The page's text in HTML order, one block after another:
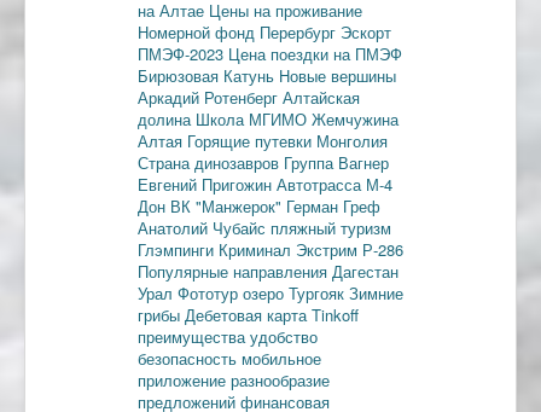
на Алтае Цены на проживание
Номерной фонд Перербург Эскорт
ПМЭФ-2023 Цена поездки на ПМЭФ
Бирюзовая Катунь Новые вершины
Аркадий Ротенберг Алтайская
долина Школа МГИМО Жемчужина
Алтая Горящие путевки Монголия
Страна динозавров Группа Вагнер
Евгений Пригожин Автотрасса М-4
Дон ВК "Манжерок" Герман Греф
Анатолий Чубайс пляжный туризм
Глэмпинги Криминал Экстрим Р-286
Популярные направления Дагестан
Урал Фототур озеро Тургояк Зимние
грибы Дебетовая картаTinkoff
преимуществаудобство
безопасность мобильное
приложение разнообразие
предложений финансовая